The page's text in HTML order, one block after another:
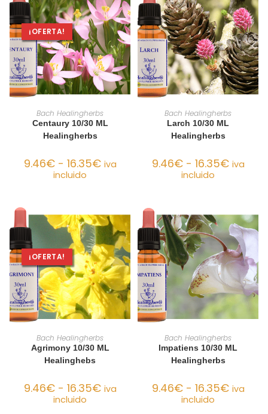
¡OFERTA!
SELECCIONAR OPCIONES
Bach Healingherbs
Centaury 10/30 ML
Healingherbs
9.46€ - 16.35€ iva
incluido
SELECCIONAR OPCIONES
Bach Healingherbs
Larch 10/30 ML
Healingherbs
9.46€ - 16.35€ iva
incluido
¡OFERTA!
SELECCIONAR OPCIONES
Bach Healingherbs
Agrimony 10/30 ML
Healinghebs
9.46€ - 16.35€ iva
incluido
SELECCIONAR OPCIONES
Bach Healingherbs
Impatiens 10/30 ML
Healingherbs
9.46€ - 16.35€ iva
incluido